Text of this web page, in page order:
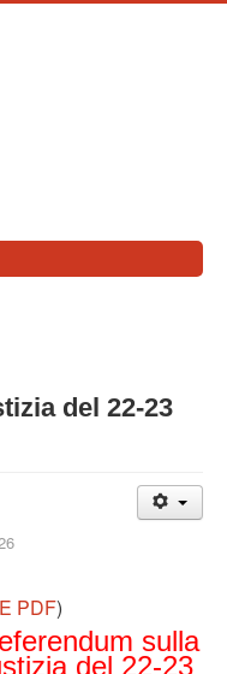
del 22-23
PDF)
sulla
del 22-23